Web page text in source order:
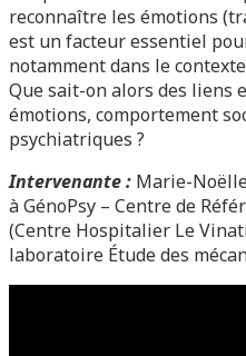
reconnaître les émotions
est un facteur essentiel
notamment dans le
Que sait-on alors des liens
émotions, comportement
psychiatriques ?
Intervenante : Marie-
à GénoPsy – Centre de
(Centre Hospitalier Le
laboratoire Étude des